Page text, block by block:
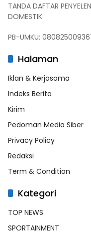
TANDA DAFTAR
DOMESTIK
PB-UMKU:
Halaman
Iklan & Kerjasama
Indeks Berita
Kirim
Pedoman Media Siber
Privacy Policy
Redaksi
Term & Condition
Kategori
TOP NEWS
SPORTAINMENT